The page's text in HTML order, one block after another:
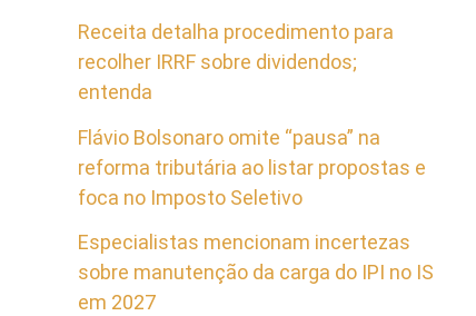
Receita detalha procedimento para
recolher IRRF sobre dividendos;
entenda
Flávio Bolsonaro omite “pausa” na
reforma tributária ao listar propostas e
foca no Imposto Seletivo
Especialistas mencionam incertezas
sobre manutenção da carga do IPI no IS
em 2027